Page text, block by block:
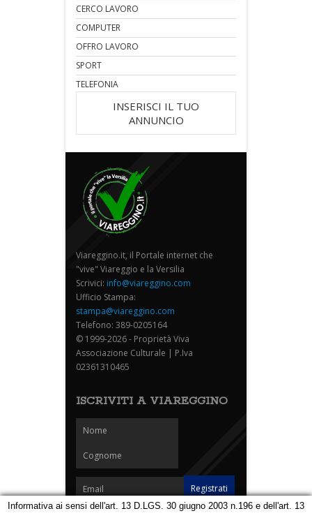
CERCO LAVORO
COMPUTER
OFFRO LAVORO
SPORT
TELEFONIA
INSERISCI IL TUO
ANNUNCIO
Viareggino.it, il Portale internet che
"vive" Viareggio e la Versilia
Scrivici: info@viareggino.com
Ufficio Stampa:
stampa@viareggino.com
Telefono: 389-0205164
© 1999-2026 - Proprietà Viva
Associazione Culturale | P.Iva
02361310465
ISCRIVITI A VIAREGGINO
Informativa ai sensi dell'art. 13 D.LGS. 30 giugno 2003 n.196 e dell'art. 13